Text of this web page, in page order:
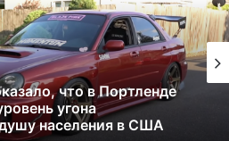
избыток сыра